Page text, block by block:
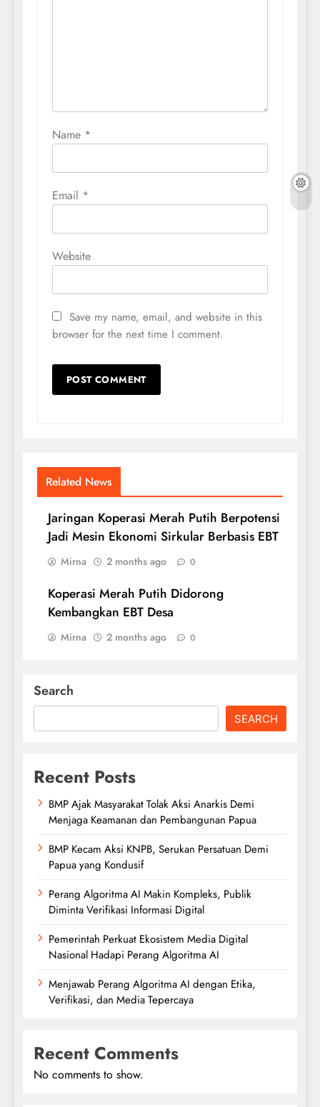
Name *
Email *
Website
Save my name, email, and website in this
browser for the next time I comment.
Related News
Jaringan Koperasi Merah Putih Berpotensi
Jadi Mesin Ekonomi Sirkular Berbasis EBT
Mirna 2 months ago 0
Koperasi Merah Putih Didorong
Kembangkan EBT Desa
Mirna 2 months ago 0
Search
SEARCH
Recent Posts
BMP Ajak Masyarakat Tolak Aksi Anarkis Demi
Menjaga Keamanan dan Pembangunan Papua
BMP Kecam Aksi KNPB, Serukan Persatuan Demi
Papua yang Kondusif
Perang Algoritma AI Makin Kompleks, Publik
Diminta Verifikasi Informasi Digital
Pemerintah Perkuat Ekosistem Media Digital
Nasional Hadapi Perang Algoritma AI
Menjawab Perang Algoritma AI dengan Etika,
Verifikasi, dan Media Tepercaya
Recent Comments
No comments to show.